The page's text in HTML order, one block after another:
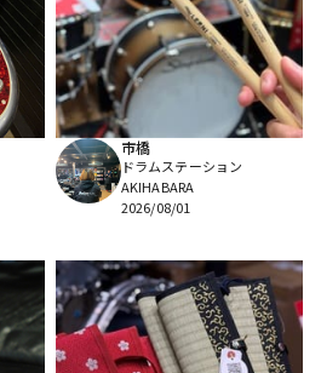
市橋
ドラムステーション
AKIHABARA
2026/08/01